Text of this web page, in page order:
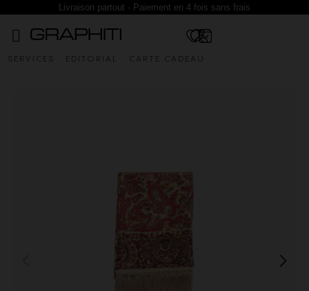
Livraison partout - Paiement en 4 fois sans frais
SERVICES EDITORIAL CARTE CADEAU